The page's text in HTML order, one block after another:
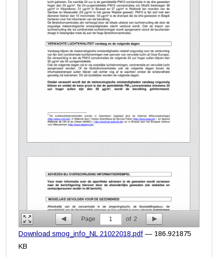
Page 1 of 2
Download smog_info_NL 21022018.pdf — 186.921875
KB